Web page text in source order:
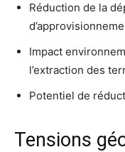
Réduction de la
Impact
l’extraction des
Potentiel de
Tensions